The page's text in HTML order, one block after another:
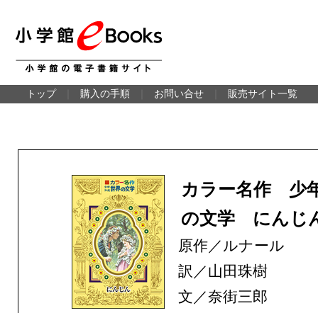
トップ 購入の手順 お問い合せ 販売サイト一覧
カラー名作 少
の文学 にんじ
原作／ルナール
訳／山田珠樹
文／奈街三郎